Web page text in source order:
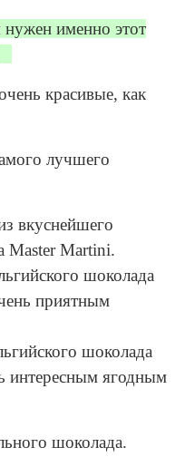
именно этот
красивые, как
лучшего
вкуснейшего
Master Martini.
шоколада
приятным
шоколада
интересным ягодным
шоколада.